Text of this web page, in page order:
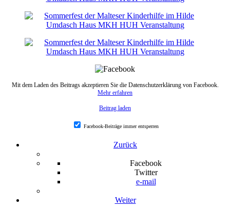
Mit dem Laden des Beitrags akzeptieren Sie die Datenschutzerklärung von Facebook.
Mehr erfahren
Beitrag laden
Facebook-Beiträge immer entsperren
Zurück
Facebook
Twitter
e-mail
Weiter